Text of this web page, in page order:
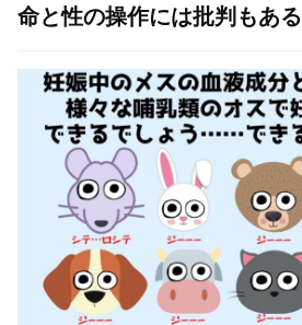
命と性の操作には批判もある